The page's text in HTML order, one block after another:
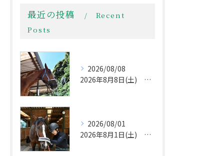
最近の投稿
Recent
Posts
2026/08/08
2026年8月8日(土) 立秋は過ぎましたが
2026/08/01
2026年8月1日(土) 夏本番！